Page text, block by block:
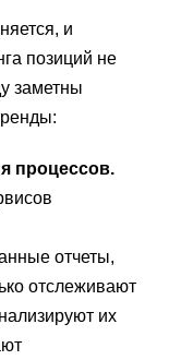
и
позиций не
заметны
процессов.
отчеты,
отслеживают
их